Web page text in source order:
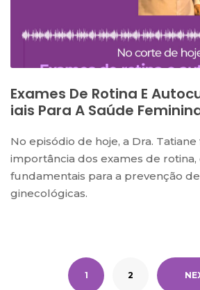
Exames De Rotina E
Iais Para A Saúde
No episódio de hoje, a Dra.
importância dos exames de rotina,
fundamentais para a prevenção
ginecológicas.
1 2